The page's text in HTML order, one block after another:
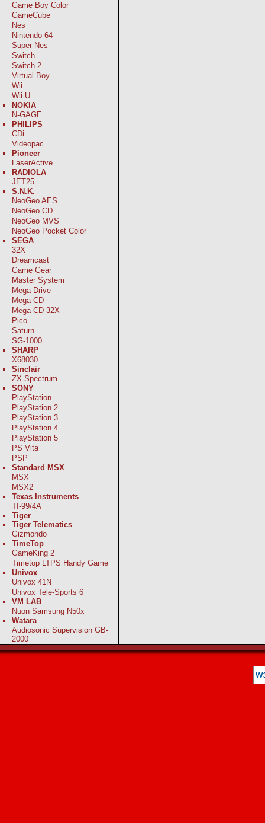
Game Boy Color
GameCube
Nes
Nintendo 64
Super Nes
Switch
Switch 2
Virtual Boy
Wii
Wii U
NOKIA
N-GAGE
PHILIPS
CDi
Videopac
Pioneer
LaserActive
RADIOLA
JET25
S.N.K.
NeoGeo AES
NeoGeo CD
NeoGeo MVS
NeoGeo Pocket Color
SEGA
32X
Dreamcast
Game Gear
Master System
Mega Drive
Mega-CD
Mega-CD 32X
Pico
Saturn
SG-1000
SHARP
X68030
Sinclair
ZX Spectrum
SONY
PlayStation
PlayStation 2
PlayStation 3
PlayStation 4
PlayStation 5
PS Vita
PSP
Standard MSX
MSX
MSX2
Texas Instruments
TI-99/4A
Tiger
Tiger Telematics
Gizmondo
TimeTop
GameKing 2
Timetop LTPS Handy Game
Univox
Univox 41N
Univox Tele-Sports 6
VM LAB
Nuon Samsung N50x
Watara
Audiosonic Supervision GB-
2000